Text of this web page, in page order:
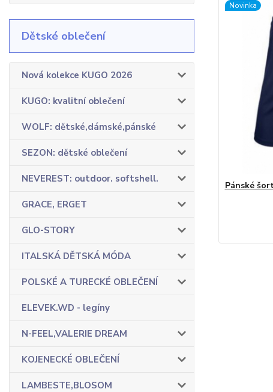
Dětské oblečení
Nová kolekce KUGO 2026
KUGO: kvalitní oblečení
WOLF: dětské,dámské,pánské
SEZON: dětské oblečení
NEVEREST: outdoor. softshell.
GRACE, ERGET
GLO-STORY
ITALSKÁ DĚTSKÁ MÓDA
POLSKÉ A TURECKÉ OBLEČENÍ
ELEVEK.WD - legíny
N-FEEL,VALERIE DREAM
KOJENECKÉ OBLEČENÍ
LAMBESTE,BLOSOM
Novinka
Pánské